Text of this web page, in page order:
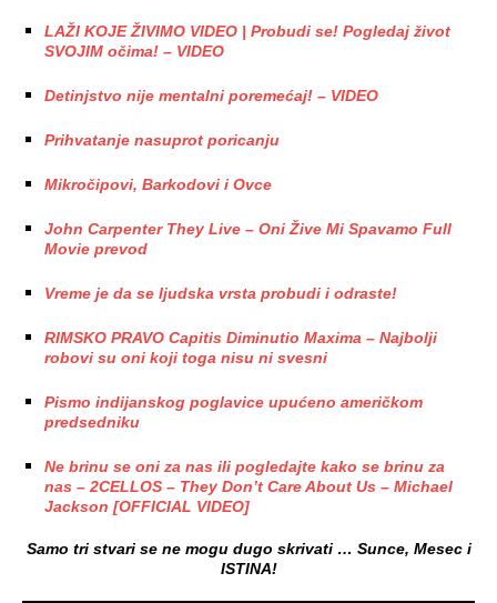
LAŽI KOJE ŽIVIMO VIDEO | Probudi se! Pogledaj život
SVOJIM očima! – VIDEO
Detinjstvo nije mentalni poremećaj! – VIDEO
Prihvatanje nasuprot poricanju
Mikročipovi, Barkodovi i Ovce
John Carpenter They Live – Oni Žive Mi Spavamo Full
Movie prevod
Vreme je da se ljudska vrsta probudi i odraste!
RIMSKO PRAVO Capitis Diminutio Maxima – Najbolji
robovi su oni koji toga nisu ni svesni
Pismo indijanskog poglavice upućeno američkom
predsedniku
Ne brinu se oni za nas ili pogledajte kako se brinu za
nas – 2CELLOS – They Don’t Care About Us – Michael
Jackson [OFFICIAL VIDEO]
Samo tri stvari se ne mogu dugo skrivati … Sunce, Mesec i
ISTINA!